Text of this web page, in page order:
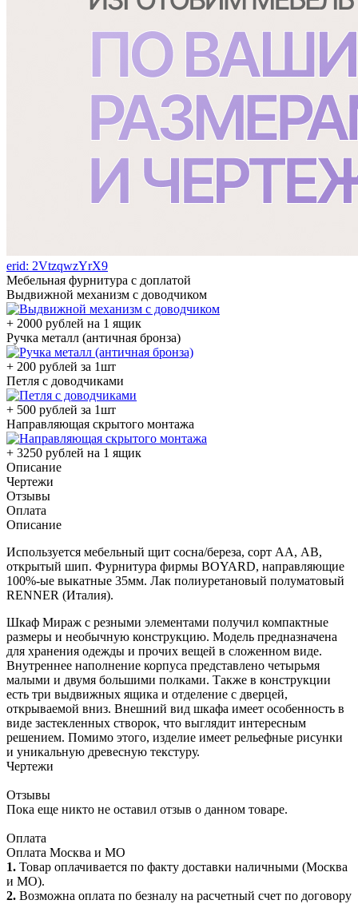
erid: 2VtzqwzYrX9
Мебельная фурнитура с доплатой
Выдвижной механизм с доводчиком
+ 2000 рублей на 1 ящик
Ручка металл (античная бронза)
+ 200 рублей за 1шт
Петля с доводчиками
+ 500 рублей за 1шт
Направляющая скрытого монтажа
+ 3250 рублей на 1 ящик
Описание
Чертежи
Отзывы
Оплата
Описание
Используется мебельный щит сосна/береза, сорт АА, АВ,
открытый шип. Фурнитура фирмы BOYARD, направляющие
100%-ые выкатные 35мм. Лак полиуретановый полуматовый
RENNER (Италия).
Шкаф Мираж с резными элементами получил компактные
размеры и необычную конструкцию. Модель предназначена
для хранения одежды и прочих вещей в сложенном виде.
Внутреннее наполнение корпуса представлено четырьмя
малыми и двумя большими полками. Также в конструкции
есть три выдвижных ящика и отделение с дверцей,
открываемой вниз. Внешний вид шкафа имеет особенность в
виде застекленных створок, что выглядит интересным
решением. Помимо этого, изделие имеет рельефные рисунки
и уникальную древесную текстуру.
Чертежи
Отзывы
Пока еще никто не оставил отзыв о данном товаре.
Оплата
Оплата Москва и МО
1. Товар оплачивается по факту доставки наличными (Москва
и МО).
2. Возможна оплата по безналу на расчетный счет по договору